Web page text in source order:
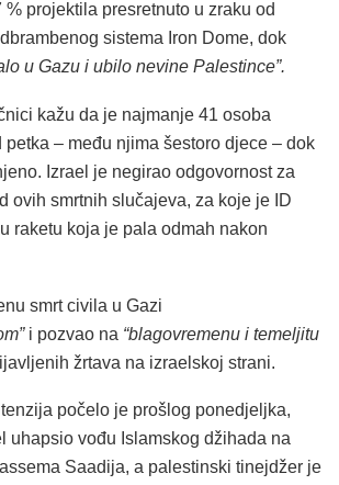
% projektila presretnuto u zraku od
sistema Iron Dome, dok
u Gazu i ubilo nevine Palestince”.
kažu da je najmanje 41 osoba
petka – među njima šestoro djece – dok
Izrael je negirao odgovornost za
ovih smrtnih slučajeva, za koje je ID
raketu koja je pala odmah nakon
smrt civila u Gazi
i pozvao na “blagovremenu i temeljitu
žrtava na izraelskoj strani.
počelo je prošlog ponedjeljka,
uhapsio vođu Islamskog džihada na
Saadija, a palestinski tinejdžer je